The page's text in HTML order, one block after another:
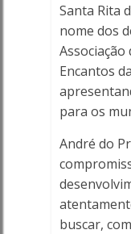
Santa Rita
nome dos
Encantos
para os
André do
buscar,